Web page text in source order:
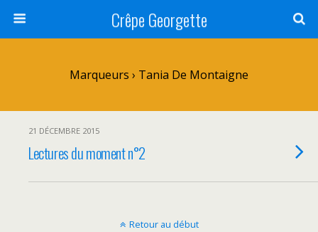
Crêpe Georgette
Marqueurs › Tania De Montaigne
21 DÉCEMBRE 2015
Lectures du moment n°2
Retour au début